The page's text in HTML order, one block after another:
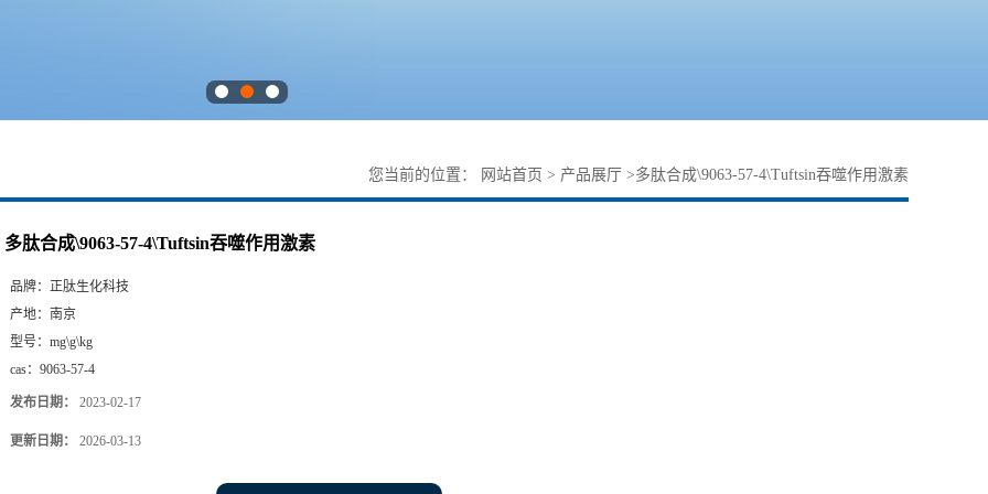
您当前的位置： 网站首页 > 产品展厅 >多肽合成\9063-57-4\Tuftsin吞噬作用激素
多肽合成\9063-57-4\Tuftsin吞噬作用激素
品牌： 正肽生化科技
产地： 南京
型号： mg\g\kg
cas： 9063-57-4
发布日期： 2023-02-17
更新日期： 2026-03-13